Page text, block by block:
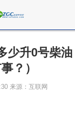
少升0号柴
？）
来源：互联网